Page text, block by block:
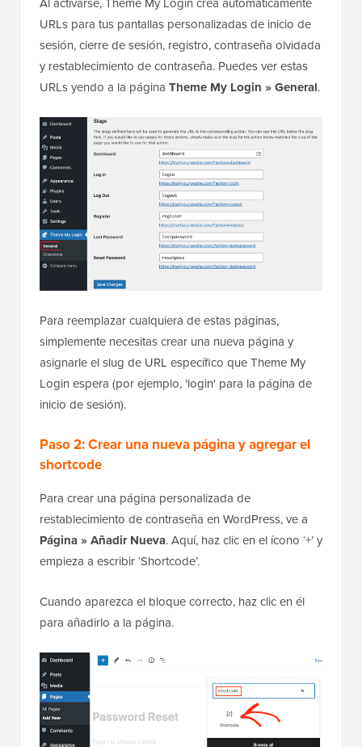
URLs para tus pantallas personalizadas de inicio de
sesión, cierre de sesión, registro, contraseña olvidada
y restablecimiento de contraseña. Puedes ver estas
URLs yendo a la página Theme My Login » General.
Para reemplazar cualquiera de estas páginas,
simplemente necesitas crear una nueva página y
asignarle el slug de URL específico que Theme My
Login espera (por ejemplo, 'login' para la página de
inicio de sesión).
Paso 2: Crear una nueva página y agregar el
shortcode
Para crear una página personalizada de
restablecimiento de contraseña en WordPress, ve a
Página » Añadir Nueva. Aquí, haz clic en el ícono ‘+’ y
empieza a escribir ‘Shortcode’.
Cuando aparezca el bloque correcto, haz clic en él
para añadirlo a la página.